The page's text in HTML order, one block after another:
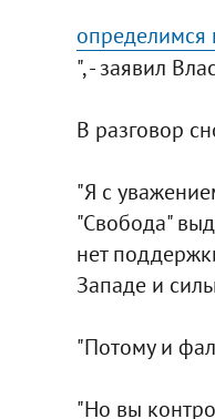
определимся
", - заявил
В разговор
"Я с
"Свобода"
нет
Западе и
"Потому и
"Но вы